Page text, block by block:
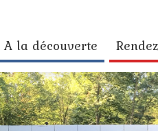
A la découverte